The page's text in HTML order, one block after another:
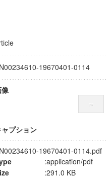
告書
プログラム市民社会ガバナンス
プログラム論理と感性の先端的
プログラム「超成熟社会発展のサ
19670401-0114
ャプション
19670401-0114.pdf
:application/pdf
:291.0 KB